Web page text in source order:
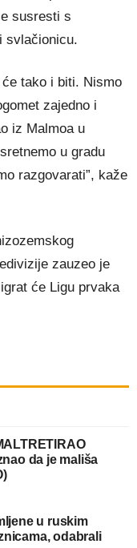
susresti s
svlačionicu.
tako i biti. Nismo
zajedno i
iz Malmoa u
u gradu
razgovarati”, kaže
zauzeo je
će Ligu prvaka
da je mališa
u ruskim
odabrali